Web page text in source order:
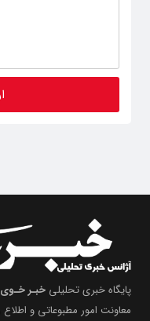
پایگاه خبری تحلیلی خبـر خـوی
معاونت امور مطبوعاتی و